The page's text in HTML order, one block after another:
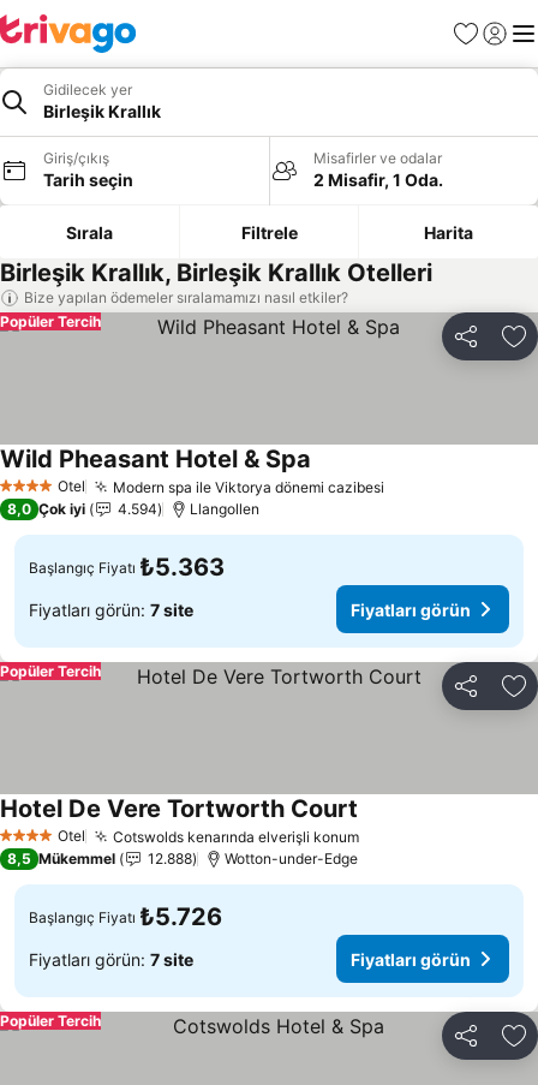
Favoriler
Giriş
Gidilecek yer
Birleşik Krallık
Giriş/çıkış
Tarih seçin
Misafirler ve odalar
2 Misafir, 1 Oda.
Sırala Filtrele Harita
Birleşik Krallık, Birleşik Krallık Otelleri
Bize yapılan ödemeler sıralamamızı nasıl etkiler?
Paylaş
Popüler Tercih
4 Yıldız Otel Modern spa ile Viktorya dönemi cazibesi
Wild Pheasant Hotel & Spa
8,0 Çok iyi 4.594 Llangollen
Başlangıç Fiyatı ₺5.363
Fiyatları görün: 7 site Fiyatları görün
Paylaş
Popüler Tercih
4 Yıldız Otel Cotswolds kenarında elverişli konum
Hotel De Vere Tortworth Court
8,5 Mükemmel 12.888 Wotton-under-Edge
Başlangıç Fiyatı ₺5.726
Fiyatları görün: 7 site Fiyatları görün
Paylaş
Popüler Tercih